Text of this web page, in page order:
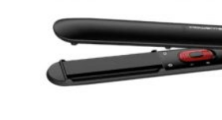
Политика конфиденциальности
Отказ от ответственности
Подписка
Мой аккаунт